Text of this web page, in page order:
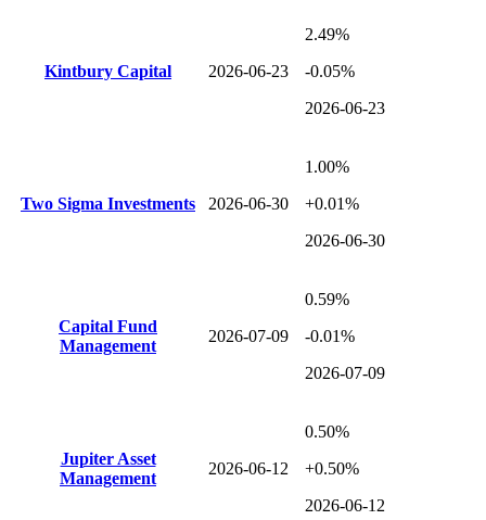
Kintbury Capital 2026-06-23
2.49%
-0.05%
2026-06-23
Two Sigma Investments 2026-06-30
1.00%
+0.01%
2026-06-30
Capital Fund
Management
2026-07-09
0.59%
-0.01%
2026-07-09
Jupiter Asset
Management
2026-06-12
0.50%
+0.50%
2026-06-12